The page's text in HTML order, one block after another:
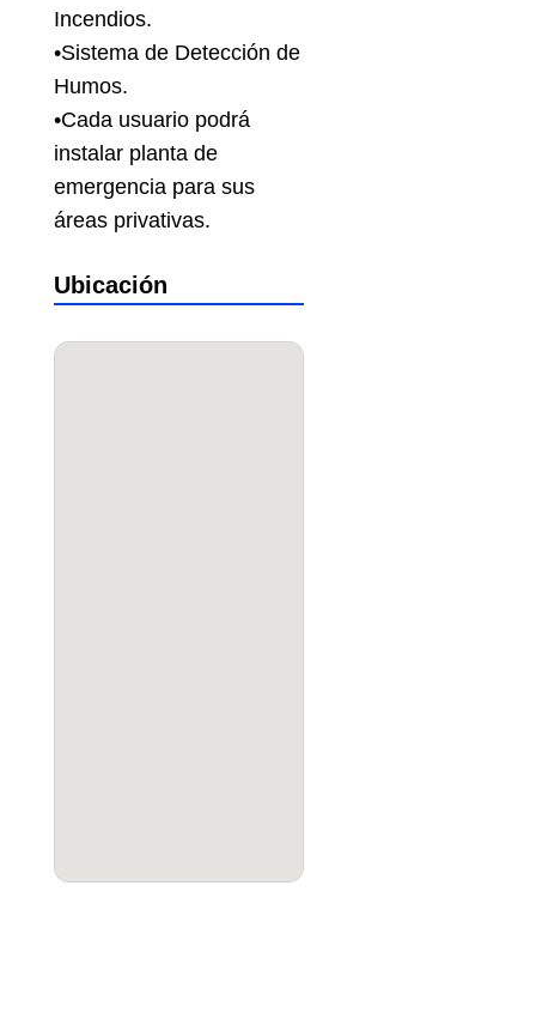
Incendios.
•Sistema de Detección de
Humos.
•Cada usuario podrá
instalar planta de
emergencia para sus
áreas privativas.
Ubicación